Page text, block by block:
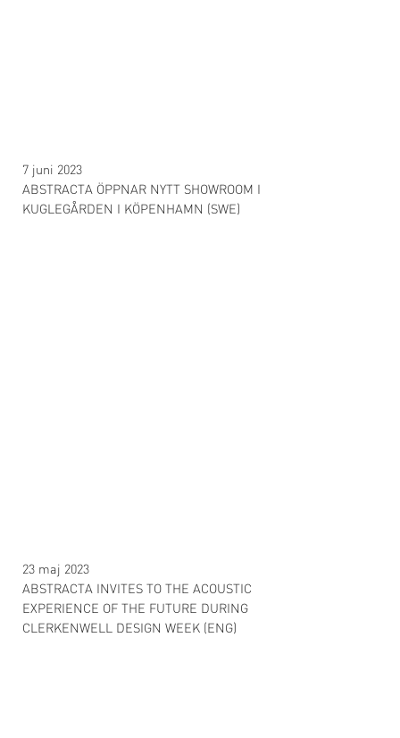
7 juni 2023
ABSTRACTA ÖPPNAR NYTT SHOWROOM I
KUGLEGÅRDEN I KÖPENHAMN (SWE)
23 maj 2023
ABSTRACTA INVITES TO THE ACOUSTIC
EXPERIENCE OF THE FUTURE DURING
CLERKENWELL DESIGN WEEK (ENG)